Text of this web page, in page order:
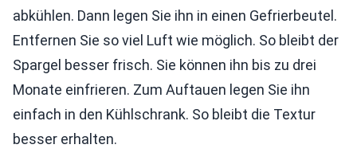
abkühlen. Dann legen Sie ihn in einen Gefrierbeutel.
Entfernen Sie so viel Luft wie möglich. So bleibt der
Spargel besser frisch. Sie können ihn bis zu drei
Monate einfrieren. Zum Auftauen legen Sie ihn
einfach in den Kühlschrank. So bleibt die Textur
besser erhalten.